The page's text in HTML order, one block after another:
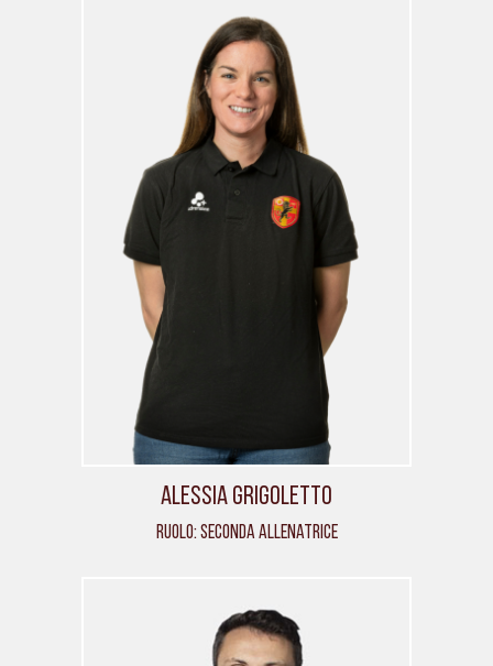
Alessia Grigoletto
Ruolo: Seconda allenatrice